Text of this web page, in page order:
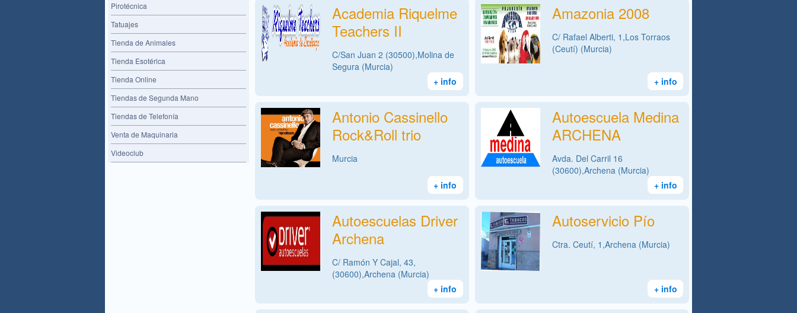
Academia Riquelme
Teachers II
C/San Juan 2 (30500),Molina de
Segura (Murcia)
+ info
Amazonia 2008
C/ Rafael Alberti, 1,Los Torraos
(Ceutí) (Murcia)
+ info
Antonio Cassinello
Rock&Roll trio
Murcia
+ info
Autoescuela Medina
ARCHENA
Avda. Del Carril 16
(30600),Archena (Murcia)
+ info
Autoescuelas Driver
Archena
C/ Ramón Y Cajal, 43,
(30600),Archena (Murcia)
+ info
Autoservicio Pío
Ctra. Ceutí, 1,Archena (Murcia)
+ info
Pirotécnica
Tatuajes
Tienda de Animales
Tienda Esotérica
Tienda Online
Tiendas de Segunda Mano
Tiendas de Telefonía
Venta de Maquinaria
Videoclub